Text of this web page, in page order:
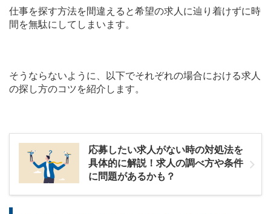
仕事を探す方法を間違えると希望の求人に辿り着けずに時
間を無駄にしてしまいます。
そうならないように、以下でそれぞれの場合における求人
の探し方のコツを紹介します。
応募したい求人がない時の対処法を
具体的に解説！求人の調べ方や条件
に問題があるかも？